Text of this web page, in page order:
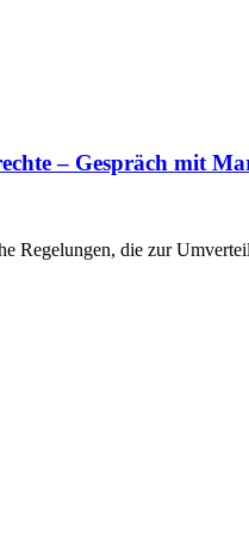
– Gespräch mit
Regelungen, die zur